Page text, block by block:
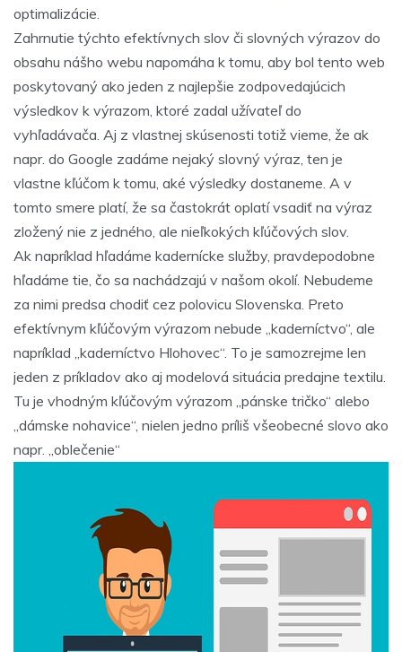
optimalizácie.
Zahrnutie týchto efektívnych slov či slovných výrazov do
obsahu nášho webu napomáha k tomu, aby bol tento web
poskytovaný ako jeden z najlepšie zodpovedajúcich
výsledkov k výrazom, ktoré zadal užívateľ do
vyhľadávača. Aj z vlastnej skúsenosti totiž vieme, že ak
napr. do Google zadáme nejaký slovný výraz, ten je
vlastne kľúčom k tomu, aké výsledky dostaneme. A v
tomto smere platí, že sa častokrát oplatí vsadiť na výraz
zložený nie z jedného, ale nieľkokých kľúčových slov.
Ak napríklad hľadáme kadernícke služby, pravdepodobne
hľadáme tie, čo sa nachádzajú v našom okolí. Nebudeme
za nimi predsa chodiť cez polovicu Slovenska. Preto
efektívnym kľúčovým výrazom nebude „kaderníctvo“, ale
napríklad „kaderníctvo Hlohovec“. To je samozrejme len
jeden z príkladov ako aj modelová situácia predajne textilu.
Tu je vhodným kľúčovým výrazom „pánske tričko“ alebo
„dámske nohavice“, nielen jedno príliš všeobecné slovo ako
napr. „oblečenie“